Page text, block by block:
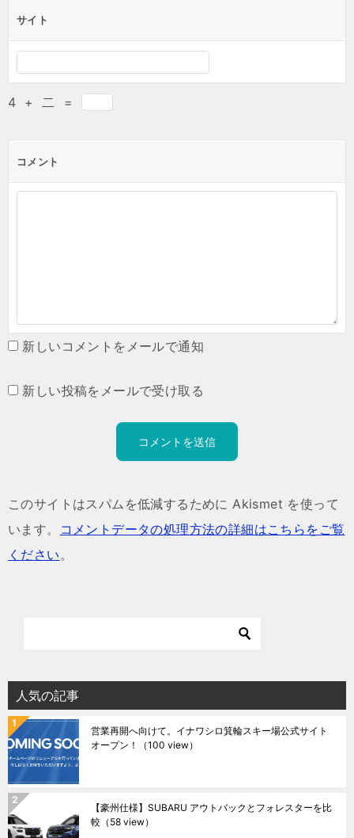
サイト
4 + 二 =
コメント
新しいコメントをメールで通知
新しい投稿をメールで受け取る
このサイトはスパムを低減するために Akismet を使って
います。
コメントデータの処理方法の詳細はこちらをご覧
ください 。
人気の記事
営業再開へ向けて。イナワシロ箕輪スキー場公式サイト
オープン！
（100 view）
【豪州仕様】SUBARU アウトバックとフォレスターを比
較 （58 view）